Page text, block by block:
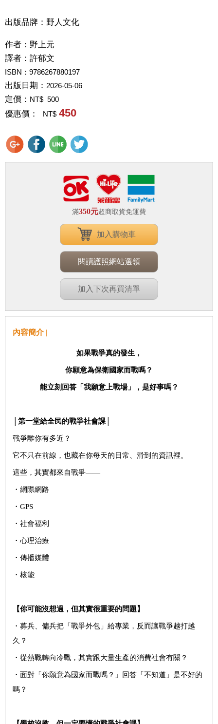
出版品牌：野人文化
作者： 野上元
譯者： 許郁文
ISBN：9786267880197
出版日期： 2026-05-06
定價： NT$ 500
優惠價： NT$ 450
滿350元超商取貨免運費
加入購物車
閱讀護照網站選領
加入下次再買清單
內容簡介 |
如果戰爭真的發生，
你願意為保衛國家而戰嗎？
能立刻回答「我願意上戰場」，是好事嗎？
第一堂給全民的戰爭社會課│
戰爭離你有多近？
它不只在前線，也藏在你每天的日常、滑到的資訊裡。
這些，其實都來自戰爭——
・網際網路
・GPS
・社會福利
・心理治療
・傳播媒體
・核能
【你可能沒想過，但其實很重要的問題】
・募兵、傭兵把「戰爭外包」給專業，反而讓戰爭越打越
久？
・從熱戰轉向冷戰，其實跟大量生產的消費社會有關？
・面對「你願意為國家而戰嗎？」回答「不知道」是不好的
嗎？